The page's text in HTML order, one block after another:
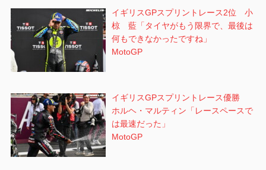
イギリスGPスプリントレース2位 小
椋 藍「タイヤがもう限界で、最後は
何もできなかったですね」
MotoGP
イギリスGPスプリントレース優勝
ホルヘ・マルティン「レースペースで
は最速だった」
MotoGP